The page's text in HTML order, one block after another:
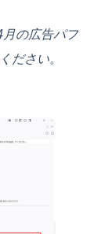
の広告パフ
ださい。